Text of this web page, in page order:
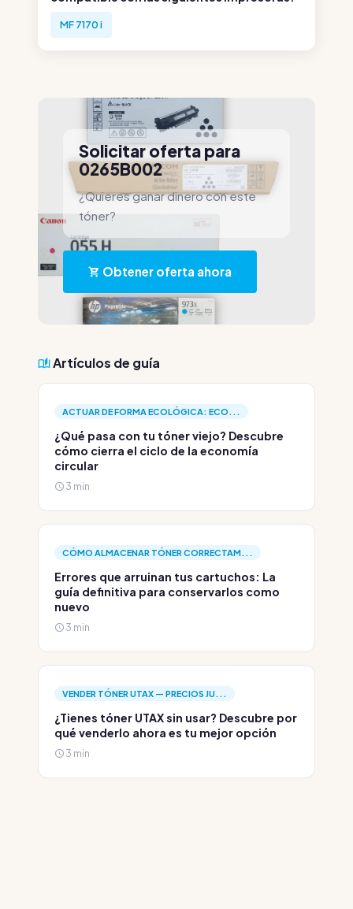
MF 7170 i
Solicitar oferta para
0265B002
¿Quieres ganar dinero con este
tóner?
Obtener oferta ahora
Artículos de guía
ACTUAR DE FORMA ECOLÓGICA: ECO...
¿Qué pasa con tu tóner viejo? Descubre
cómo cierra el ciclo de la economía
circular
3 min
CÓMO ALMACENAR TÓNER CORRECTAM...
Errores que arruinan tus cartuchos: La
guía definitiva para conservarlos como
nuevo
3 min
VENDER TÓNER UTAX — PRECIOS JU...
¿Tienes tóner UTAX sin usar? Descubre por
qué venderlo ahora es tu mejor opción
3 min